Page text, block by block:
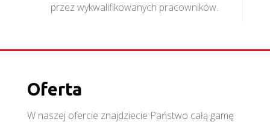
przez wykwalifikowanych pracowników.
Oferta
W naszej ofercie znajdziecie Państwo całą gamę